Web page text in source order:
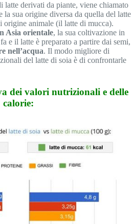
derivati da piante, viene chiamato
la sua origine diversa da quella del latte
origine animale (il latte di mucca).
Asia orientale, la sua coltivazione in
e il latte è preparato a partire dai semi,
nell’acqua. Il modo migliore di
del latte di soia è di confrontarle
dei valori nutrizionali e delle
calorie: